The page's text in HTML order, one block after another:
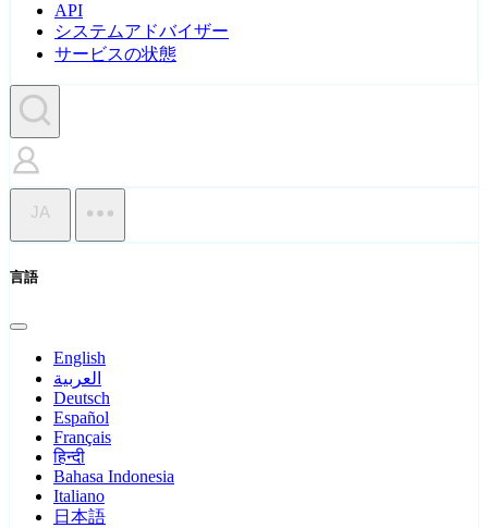
API
システムアドバイザー
サービスの状態
JA
言語
English
العربية
Deutsch
Español
Français
हिन्दी
Bahasa Indonesia
Italiano
日本語